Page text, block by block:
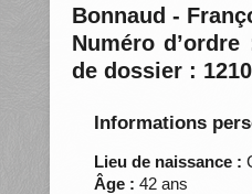
Bonnaud -
Numéro
de dossier : 1210
Informations
Lieu de naissance :
Âge : 42 ans